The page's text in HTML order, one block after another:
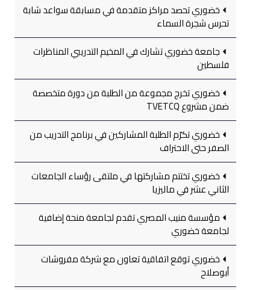
خضوري تحصد مراكز متقدمة في مسابقة سواعد شابة
تحرس شجرة السماء
جامعة خضوري تشارك في المخيم التدريبي المناظرات
فلسطين
خضوري تخرج مجموعة من الطلبة من دورة متخصصة
ضمن مشروع TVETCQ
خضوري تكرّم الطلبة المشاركين في برنامج التدريب من
الصفر حتى الاحتراف
خضوري تختتم مشاركتها في ملتقى رؤساء الجامعات
الثاني عشر في ماليزيا
مؤسسة منيب المصري تقدم لجامعة منحة إضافية
لجامعة خضوري
خضوري توقع اتفاقية تعاون مع شركة مفروشات
أبوصلاح